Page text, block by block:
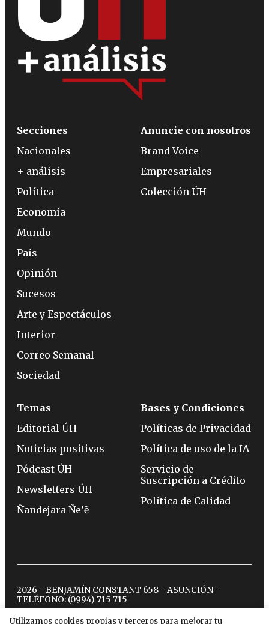
Utilizamos cookies propias y terceros para mejorar tu
Secciones
Nacionales
+ análisis
Política
Economía
Mundo
País
Opinión
Sucesos
Arte y Espectáculos
Interior
Correo Semanal
Sociedad
Anuncie con nosotros
Brand Voice
Empresariales
Colección ÚH
Temas
Editorial ÚH
Noticias positivas
Pódcast ÚH
Newsletters ÚH
Ñandejara Ñe’ẽ
Bases y Condiciones
Políticas de Privacidad
Política de uso de la IA
Servicio de
Suscripción a Crédito
Política de Calidad
2026 - BENJAMÍN CONSTANT 658 - ASUNCIÓN -
TELÉFONO: (0994) 715 715